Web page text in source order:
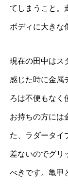
てしまうこと。
ボディに大きな
現在の田中はス
感じた時に金属
ろは不便もなく
お持ちの方には
た、ラダータイ
差ないのでグリ
べきです。亀甲